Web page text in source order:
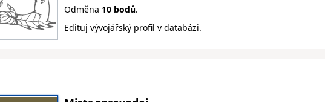
Odměna 10 bodů.
Edituj vývojářský profil v databázi.